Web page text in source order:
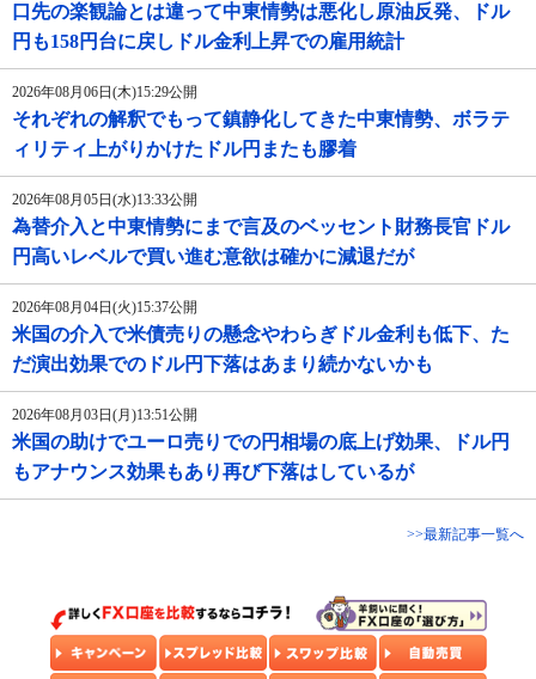
口先の楽観論とは違って中東情勢は悪化し原油反発、ドル
円も158円台に戻しドル金利上昇での雇用統計
2026年08月06日(木)15:29公開
それぞれの解釈でもって鎮静化してきた中東情勢、ボラテ
ィリティ上がりかけたドル円またも膠着
2026年08月05日(水)13:33公開
為替介入と中東情勢にまで言及のベッセント財務長官ドル
円高いレベルで買い進む意欲は確かに減退だが
2026年08月04日(火)15:37公開
米国の介入で米債売りの懸念やわらぎドル金利も低下、た
だ演出効果でのドル円下落はあまり続かないかも
2026年08月03日(月)13:51公開
米国の助けでユーロ売りでの円相場の底上げ効果、ドル円
もアナウンス効果もあり再び下落はしているが
>>最新記事一覧へ